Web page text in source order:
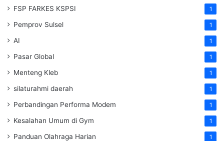
FSP FARKES KSPSI 1
Pemprov Sulsel 1
AI 1
Pasar Global 1
Menteng Kleb 1
silaturahmi daerah 1
Perbandingan Performa Modem 1
Kesalahan Umum di Gym 1
Panduan Olahraga Harian 1